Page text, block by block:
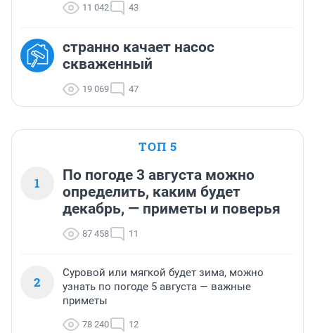
11 042 43
странно качает насос
скваженный
19 069 47
ТОП 5
1
По погоде 3 августа можно
определить, каким будет
декабрь, — приметы и поверья
87 458 11
2
Суровой или мягкой будет зима, можно
узнать по погоде 5 августа — важные
приметы
78 240 12